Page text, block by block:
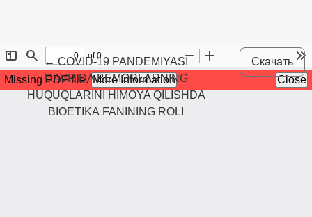
←Maqola tafsilotlariga qaytish
COVID-19 PANDEMIYASI
DAVRIDA BEMORLARNING
HUQUQLARINI HIMOYA QILISHDA
BIOETIKА FANINING ROLI
Скачать